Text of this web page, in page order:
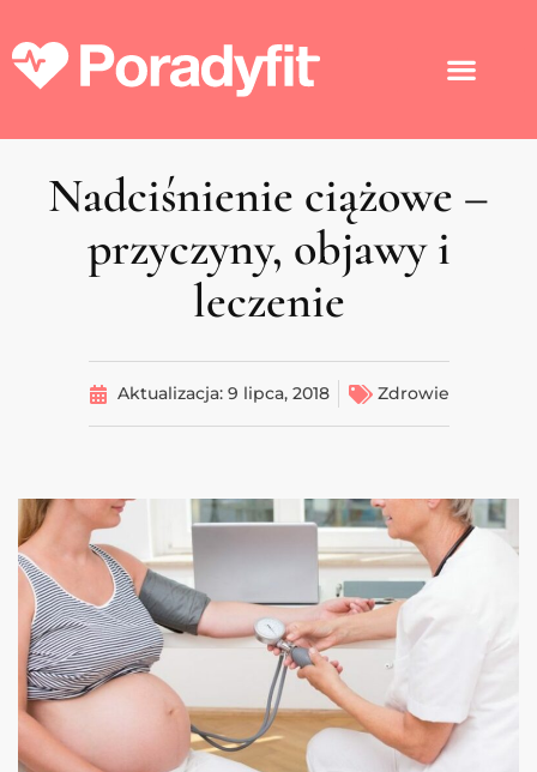
Nadciśnienie ciążowe –
przyczyny, objawy i
leczenie
Aktualizacja: 9 lipca, 2018 Zdrowie